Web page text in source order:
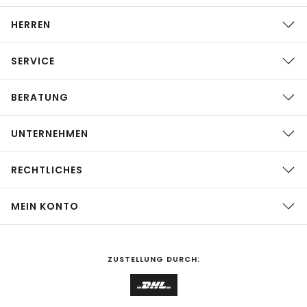
HERREN
SERVICE
BERATUNG
UNTERNEHMEN
RECHTLICHES
MEIN KONTO
ZUSTELLUNG DURCH: